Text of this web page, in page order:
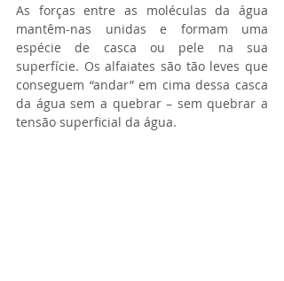
As forças entre as moléculas da água
mantêm-nas unidas e formam uma
espécie de casca ou pele na sua
superfície. Os alfaiates são tão leves que
conseguem “andar” em cima dessa casca
da água sem a quebrar – sem quebrar a
tensão superficial da água.